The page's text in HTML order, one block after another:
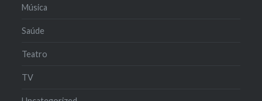
Música
Saúde
Teatro
TV